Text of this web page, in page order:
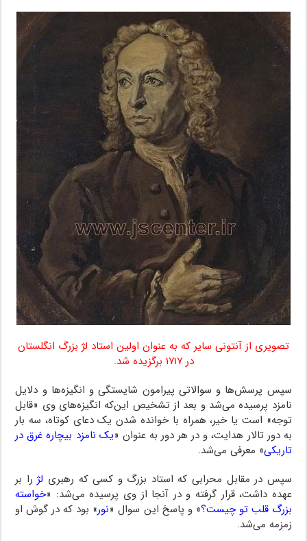
تصویری از آنتونی سایر که به عنوان اولین استاد لژ بزرگ انگلستان
در ۱۷۱۷ برگزیده شد.
سپس پرسش‌ها و سوالاتی پیرامون شایستگی و انگیزه‌ها و دلایل
نامزد پرسیده می‌شد و بعد از تشخیص این‌که انگیزه‌های وی «قابل
توجه» است یا خیر، همراه با خوانده شدن یک دعای کوتاه، سه بار
به دور تالار هدایت، و در هر دور به عنوان «یک نامزد بیچاره غرق در
تاریکی» معرفی می‌شد.
سپس در مقابل محرابی که استاد بزرگ و کسی که رهبری لژرا بر
عهده داشت، قرار گرفته و در آنجا از وی پرسیده می‌شد: «خواسته
بزرگ قلب تو چیست؟» و پاسخ این سوال «نور» بود که در گوش او
زمزمه می‌شد.